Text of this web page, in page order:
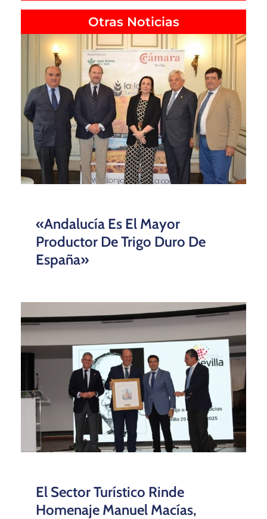
Otras Noticias
«Andalucía Es El Mayor
Productor De Trigo Duro De
España»
El Sector Turístico Rinde
Homenaje Manuel Macías,